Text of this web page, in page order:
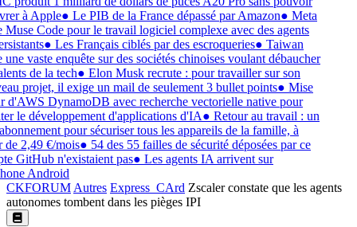
à Apple●Le PIB de la France dépassé par Amazon●Meta
Muse Code pour le travail logiciel complexe avec des agents
●Les Français ciblés par des escroqueries●Taiwan
vaste enquête sur des sociétés chinoises voulant débaucher
de la tech●Elon Musk recrute : pour travailler sur son
projet, il exige un mail de seulement 3 bullet points●Mise
d'AWS DynamoDB avec recherche vectorielle native pour
le développement d'applications d'IA●Retour au travail : un
pour sécuriser tous les appareils de la famille, à
2,49 €/mois●54 des 55 failles de sécurité déposées par ce
GitHub n'existaient pas●Les agents IA arrivent sur
Android
CKFORUMAutres Express_CArd Zscaler constate que les agents
autonomes tombent dans les pièges IPI